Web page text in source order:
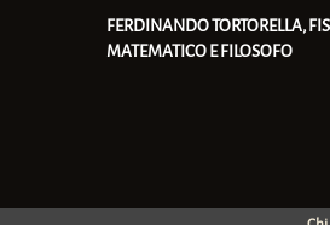
FERDINANDO TORTORELLA,
MATEMATICO E FILOSOFO